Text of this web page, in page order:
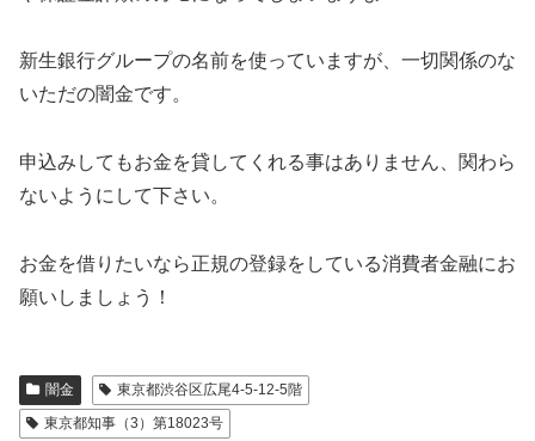
新生銀行グループの名前を使っていますが、一切関係のな
いただの闇金です。
申込みしてもお金を貸してくれる事はありません、関わら
ないようにして下さい。
お金を借りたいなら正規の登録をしている消費者金融にお
願いしましょう！
闇金
東京都渋谷区広尾4-5-12-5階
東京都知事（3）第18023号